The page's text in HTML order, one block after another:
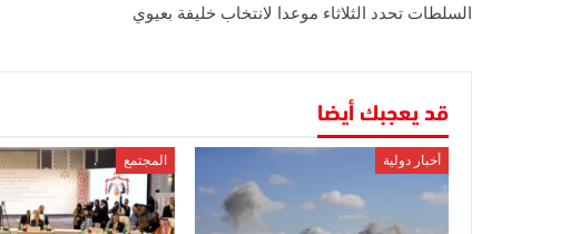
السلطات تحدد الثلاثاء موعدا لانتخاب خليفة بعيوي
قد يعجبك أيضا
أخبار دولية المجتمع